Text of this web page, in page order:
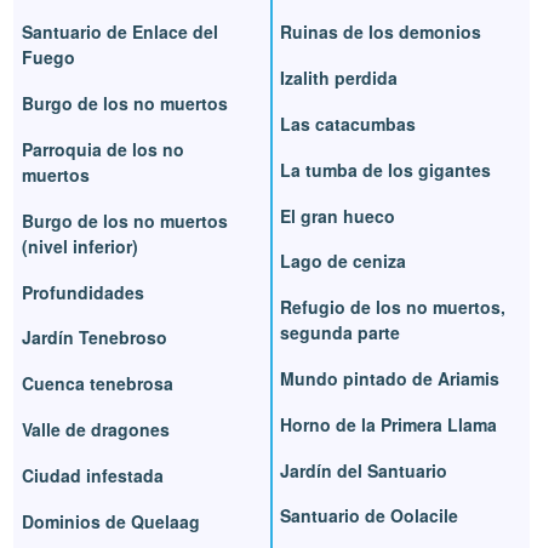
Santuario de Enlace del
Fuego
Burgo de los no muertos
Parroquia de los no
muertos
Burgo de los no muertos
(nivel inferior)
Profundidades
Jardín Tenebroso
Cuenca tenebrosa
Valle de dragones
Ciudad infestada
Dominios de Quelaag
Ruinas de los demonios
Izalith perdida
Las catacumbas
La tumba de los gigantes
El gran hueco
Lago de ceniza
Refugio de los no muertos,
segunda parte
Mundo pintado de Ariamis
Horno de la Primera Llama
Jardín del Santuario
Santuario de Oolacile